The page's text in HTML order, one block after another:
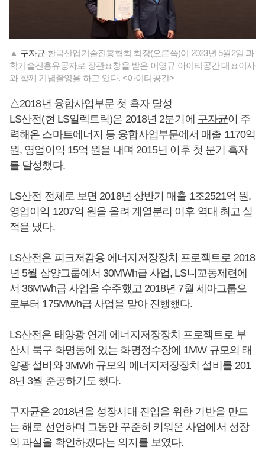
▲ 구자균 한국산업기술진흥협회 회장(오른쪽)이 2023년 5월2일 과
학기술진흥유공자로 장관표창을 받은 이영규 아이티공간 대표이사
와 함께 기념촬영을 하고 있다. <아이티공간>
△2018년 융합사업부문 첫 흑자 달성
LS산전(현 LS일렉트릭)은 2018년 2분기에 구자균이 주
력해온 스마트에너지 등 융합사업부문에서 매출 1170억
원, 영업이익 15억 원을 내며 2015년 이후 첫 분기 흑자
를 달성했다.
LS산전 전체로 보면 2018년 상반기 매출 1조2521억 원,
영업이익 1207억 원을 올려 계열분리 이후 역대 최고 실
적을 냈다.
LS산전은 피크저감용 에너지저장장치 프로젝트로 2018
년 5월 삼양그룹에서 30MWh급 사업, LS니꼬동제련에
서 36MWh급 사업을 수주했고 2018년 7월 세아그룹으
로부터 175MWh급 사업을 맡아 진행했다.
LS산전은 태양광 연계 에너지저장장치 프로젝트로 부
산시 북구 화명동에 있는 화명정수장에 1MW 규모의 태
양광 설비와 3MWh 규모의 에너지저장장치 설비를 201
8년 3월 준공하기도 했다.
구자균은 2018년을 성장시대 진입을 위한 기반을 만드
는 해로 선언하며 그동안 꾸준히 키워온 사업에서 성장
의 과실을 확인하겠다는 의지를 보였다.